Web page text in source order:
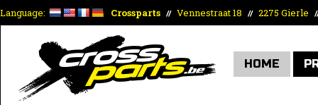
Language: Crossparts // Vennestraat 18 // 2275 Gierle
HOME